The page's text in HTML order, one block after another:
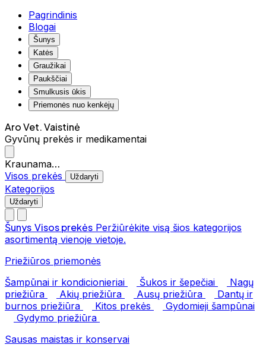
Pagrindinis
Blogai
Šunys
Katės
Graužikai
Paukščiai
Smulkusis ūkis
Priemonės nuo kenkėjų
Aro Vet. Vaistinė
Gyvūnų prekės ir medikamentai
Kraunama…
Visos prekės
Uždaryti
Kategorijos
Uždaryti
Šunys Visos prekės Peržiūrėkite visą šios kategorijos
asortimentą vienoje vietoje.
Priežiūros priemonės
Šampūnai ir kondicionieriai
Šukos ir šepečiai
Nagų
priežiūra
Akių priežiūra Ausų priežiūra
Dantų ir
burnos priežiūra
Kitos prekės
Gydomieji šampūnai
Gydymo priežiūra
Sausas maistas ir konservai